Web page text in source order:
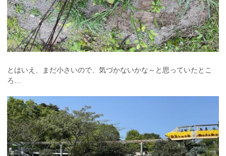
とはいえ、まだ小さいので、気づかないかな～と思っていたとこ
ろ…